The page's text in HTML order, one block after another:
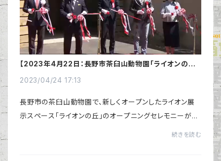
【2023年4月22日：長野市茶臼山動物園「ライオンの丘」
2023/04/24 17:13
長野市の茶臼山動物園で、新しくオープンしたライオン展
示スペース「ライオンの丘」のオープニングセレモニーが盛
続きを読む